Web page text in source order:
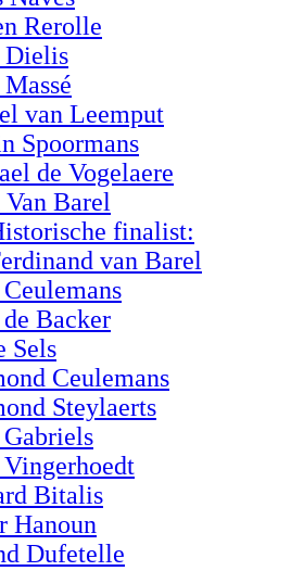
Rerolle
Dielis
van Leemput
Spoormans
de Vogelaere
Barel
finalist:
van Barel
Backer
Sels
Ceulemans
Steylaerts
Vingerhoedt
Bitalis
Hanoun
Dufetelle